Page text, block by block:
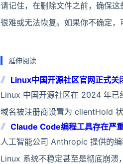
请记住，在删除文件之前，确保
很难或无法恢复。如果你不确定，
延伸阅读
Linux中国开源社区官网正式
Linux 中国开源社区在 2024 年
域名被注册商设置为 clientHold 状
Claude Code编程工具存在严
人工智能公司 Anthropic 提供的
Linux 系统不稳定甚至是彻底崩溃